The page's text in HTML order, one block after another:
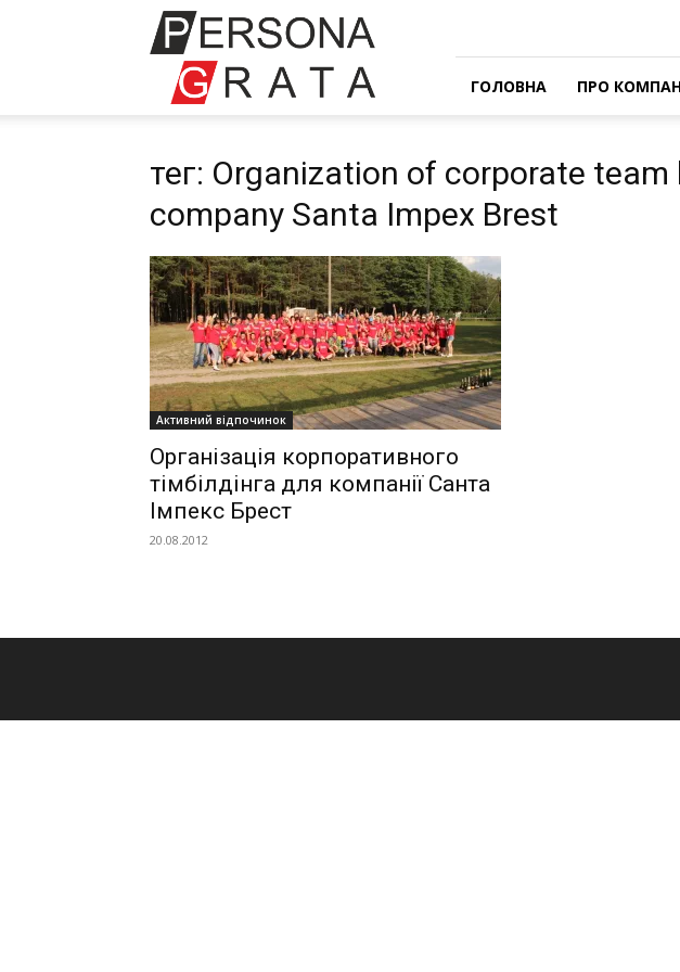
Івент
компанія
Персона
Грата
ГОЛОВНА ПРО
тег: Organization of corporate
company Santa Impex Brest
Активний відпочинок
Організація корпоративного
тімбілдінга для компанії Санта
Імпекс Брест
20.08.2012